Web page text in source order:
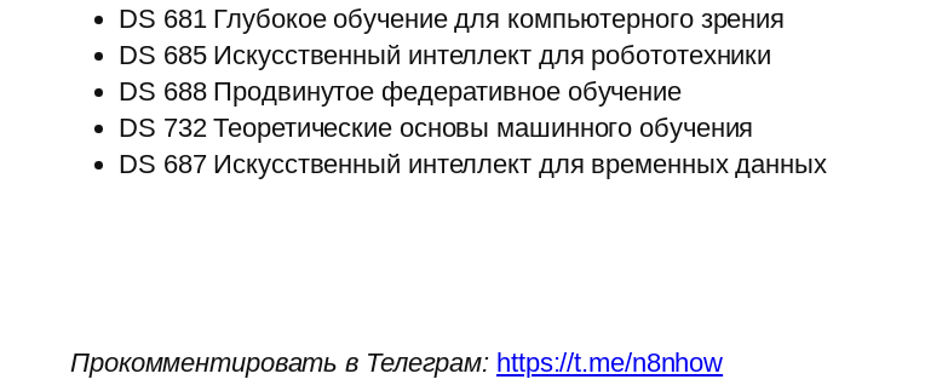
DS 681 Глубокое обучение для компьютерного зрения
DS 685 Искусственный интеллект для робототехники
DS 688 Продвинутое федеративное обучение
DS 732 Теоретические основы машинного обучения
DS 687 Искусственный интеллект для временных данных
Прокомментировать в Телеграм: https://t.me/n8nhow